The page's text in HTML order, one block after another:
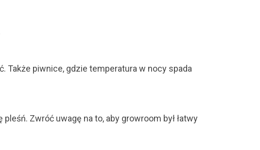
Także piwnice, gdzie temperatura w nocy spada
Zwróć uwagę na to, aby growroom był łatwy